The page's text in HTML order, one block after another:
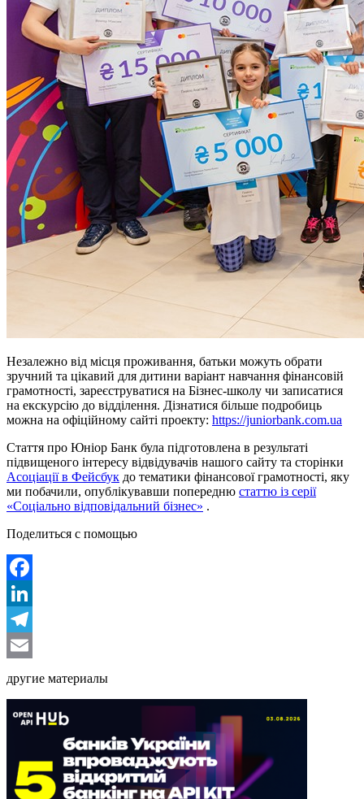
Незалежно від місця проживання, батьки можуть обрати
зручний та цікавий для дитини варіант навчання фінансовій
грамотності, зареєструватися на Бізнес-школу чи записатися
на екскурсію до відділення. Дізнатися більше подробиць
можна на офіційному сайті проекту: https://juniorbank.com.ua
Стаття про Юніор Банк була підготовлена в результаті
підвищеного інтересу відвідувачів нашого сайту та сторінки
Асоціації в Фейсбук до тематики фінансової грамотності, яку
ми побачили, опублікувавши попередню статтю із серії
«Соціально відповідальний бізнес» .
Поделиться с помощью
Facebook
LinkedIn
Telegram
другие материалы